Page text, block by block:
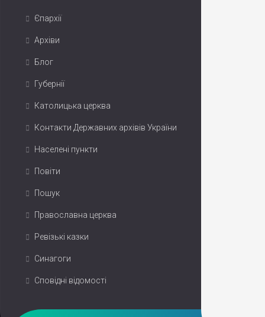
Єпархії
Архіви
Блог
Губернії
Католицька церква
Контакти Державних архівів України
Населені пункти
Повіти
Пошук
Православна церква
Ревізькі казки
Синагоги
Сповідні відомості